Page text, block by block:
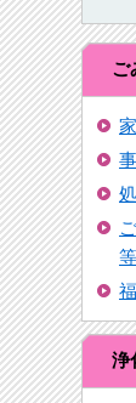
ご
等
浄